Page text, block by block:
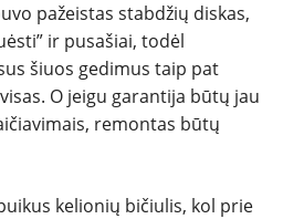
pažeistas stabdžių diskas,
ir pusašiai, todėl
šiuos gedimus taip pat
O jeigu garantija būtų jau
remontas būtų
kelionių bičiulis, kol prie